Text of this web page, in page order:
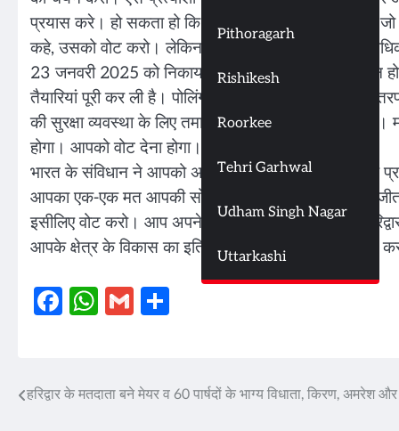
Pithoragarh
Rishikesh
Roorkee
Tehri Garhwal
Udham Singh Nagar
Uttarkashi
प्रयास करे। हो सकता हो कि आपके क्षेत्र में आपकी नजर में जो
कहे, उसको वोट करो। लेकिन वोट करो। वोट देना आपका
23 जनवरी 2025 को निकाय चुनाव के लिए हरिद्वार में मतदान
तैयारियां पूरी कर ली है। पोलिंग पार्टियों को मतदान केंद्रों
की सुरक्षा व्यवस्था के लिए तमाम चाक चौबंद प्रबंध किए गए
होगा। आपको वोट देना होगा।
भारत के संविधान ने आपको अपनी सरकार चुनने का अधिकार
आपका एक-एक मत आपकी सोच का ​परिचायक होगा। चुनाव
इसीलिए वोट करो। आप अपने सेवक का चयन खुद करो।
आपके ​क्षेत्र के विकास का इतिहास लिखेगी। इसीलिए
Facebook
WhatsApp
Gmail
Post
हरिद्वार के मतदाता बने मेयर व 60 पार्षदों के भाग्य विधाता, किरण, अमरेश